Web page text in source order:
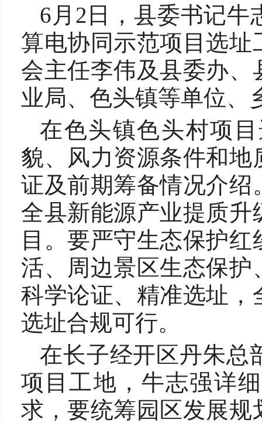
6月2日，县委书记牛
算电协同示范项目选
会主任李伟及县委办
业局、色头镇等单位、
在色头镇色头村项
貌、风力资源条件和
证及前期筹备情况介
全县新能源产业提质
目。要严守生态保护
活、周边景区生态保
科学论证、精准选址
选址合规可行。
在长子经开区丹朱总
项目工地，牛志强详
求，要统筹园区发展